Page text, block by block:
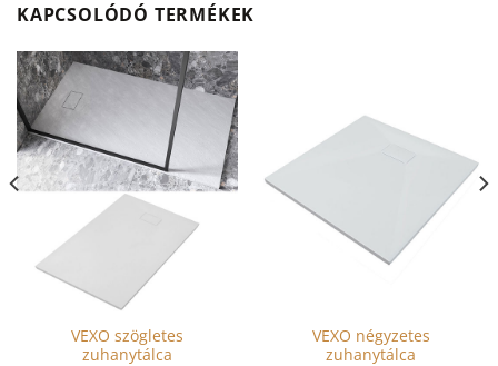
KAPCSOLÓDÓ TERMÉKEK
VEXO szögletes
zuhanytálca
VEXO négyzetes
zuhanytálca